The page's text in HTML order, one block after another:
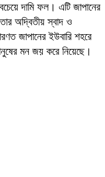
দামি ফল। এটি জাপানের
অদ্বিতীয় স্বাদ ও
জাপানের ইউবারি শহরে
মন জয় করে নিয়েছে।